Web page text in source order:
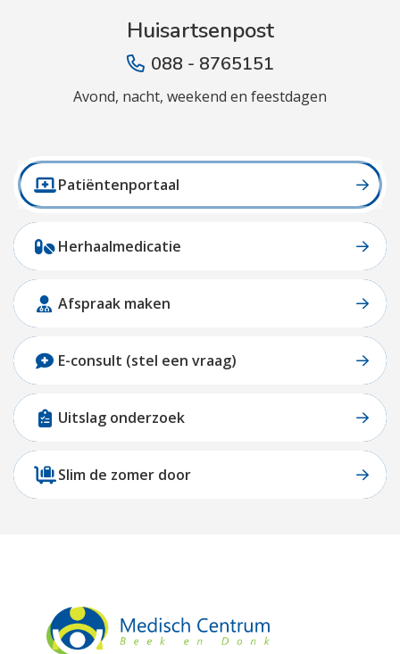
Huisartsenpost
088 - 8765151
Avond, nacht, weekend en feestdagen
Patiëntenportaal
Herhaalmedicatie
Afspraak maken
E-consult (stel een vraag)
Uitslag onderzoek
Slim de zomer door